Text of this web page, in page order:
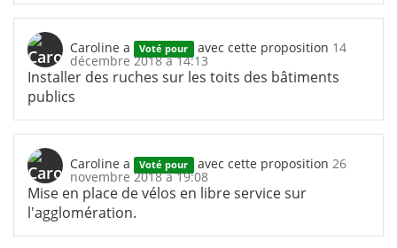
Caroline a Voté pour avec cette proposition 14
décembre 2018 à 14:13
Installer des ruches sur les toits des bâtiments
publics
Caroline a Voté pour avec cette proposition 26
novembre 2018 à 19:08
Mise en place de vélos en libre service sur
l'agglomération.